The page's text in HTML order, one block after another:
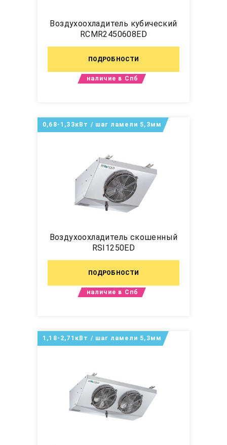
Воздухоохладитель кубический
RCMR2450608ED
ПОДРОБНОСТИ
наличие в Спб
Воздухоохладитель скошенный
RSI1250ED
ПОДРОБНОСТИ
0,68-1,33кВт / шаг ламели 5,3мм
наличие в Спб
1,18-2,71кВт / шаг ламели 5,3мм